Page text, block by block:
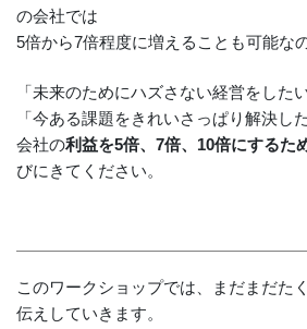
の会社では
5倍から7倍程度に増えることも可能な
「未来のためにハズさない経営をしたい
「今ある課題をきれいさっぱり解決し
会社の利益を5倍、7倍、10倍にするた
びにきてください。
このワークショップでは、まだまだた
伝えしていきます。